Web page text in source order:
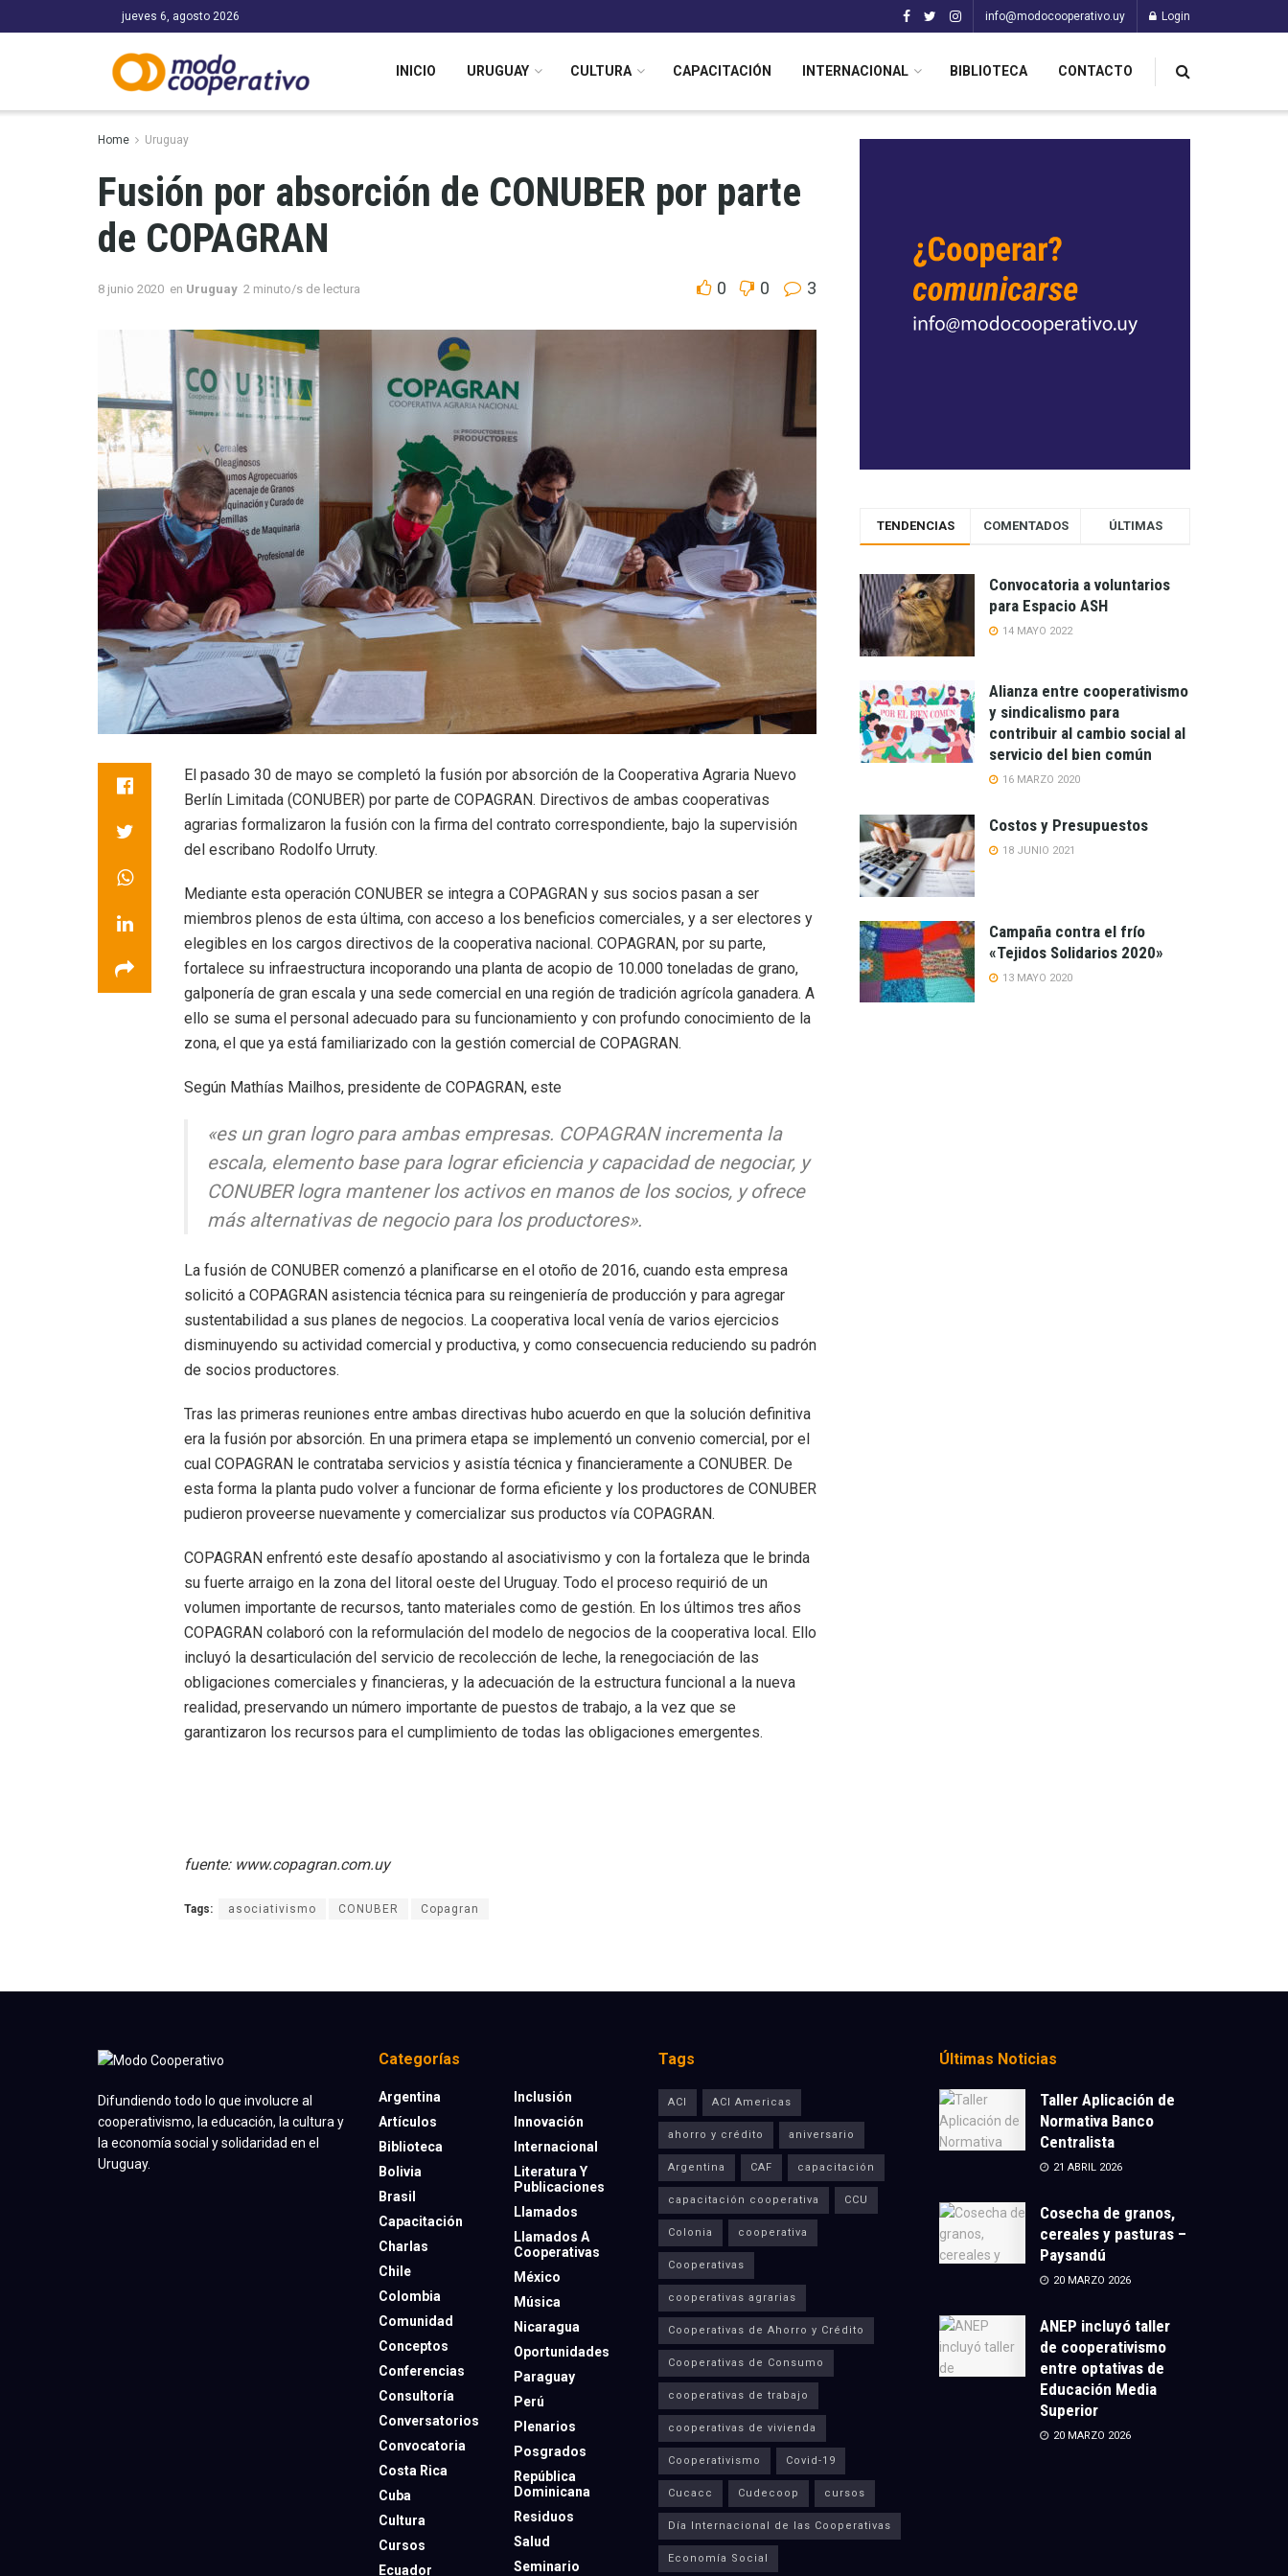
jueves 6, agosto 2026 info@modocooperativo.uy Login
INICIO URUGUAY CULTURA CAPACITACIÓN INTERNACIONAL BIBLIOTECA CONTACTO
Home Uruguay
Fusión por absorción de CONUBER por parte
de COPAGRAN
8 junio 2020 en Uruguay 2 minuto/s de lectura 0 0 3
El pasado 30 de mayo se completó la fusión por absorción de la Cooperativa Agraria Nuevo
Berlín Limitada (CONUBER) por parte de COPAGRAN. Directivos de ambas cooperativas
agrarias formalizaron la fusión con la firma del contrato correspondiente, bajo la supervisión
del escribano Rodolfo Urruty.
Mediante esta operación CONUBER se integra a COPAGRAN y sus socios pasan a ser
miembros plenos de esta última, con acceso a los beneficios comerciales, y a ser electores y
elegibles en los cargos directivos de la cooperativa nacional. COPAGRAN, por su parte,
fortalece su infraestructura incoporando una planta de acopio de 10.000 toneladas de grano,
galponería de gran escala y una sede comercial en una región de tradición agrícola ganadera. A
ello se suma el personal adecuado para su funcionamiento y con profundo conocimiento de la
zona, el que ya está familiarizado con la gestión comercial de COPAGRAN.
Según Mathías Mailhos, presidente de COPAGRAN, este
«es un gran logro para ambas empresas. COPAGRAN incrementa la
escala, elemento base para lograr eficiencia y capacidad de negociar, y
CONUBER logra mantener los activos en manos de los socios, y ofrece
más alternativas de negocio para los productores».
La fusión de CONUBER comenzó a planificarse en el otoño de 2016, cuando esta empresa
solicitó a COPAGRAN asistencia técnica para su reingeniería de producción y para agregar
sustentabilidad a sus planes de negocios. La cooperativa local venía de varios ejercicios
disminuyendo su actividad comercial y productiva, y como consecuencia reduciendo su padrón
de socios productores.
Tras las primeras reuniones entre ambas directivas hubo acuerdo en que la solución definitiva
era la fusión por absorción. En una primera etapa se implementó un convenio comercial, por el
cual COPAGRAN le contrataba servicios y asistía técnica y financieramente a CONUBER. De
esta forma la planta pudo volver a funcionar de forma eficiente y los productores de CONUBER
pudieron proveerse nuevamente y comercializar sus productos vía COPAGRAN.
COPAGRAN enfrentó este desafío apostando al asociativismo y con la fortaleza que le brinda
su fuerte arraigo en la zona del litoral oeste del Uruguay. Todo el proceso requirió de un
volumen importante de recursos, tanto materiales como de gestión. En los últimos tres años
COPAGRAN colaboró con la reformulación del modelo de negocios de la cooperativa local. Ello
incluyó la desarticulación del servicio de recolección de leche, la renegociación de las
obligaciones comerciales y financieras, y la adecuación de la estructura funcional a la nueva
realidad, preservando un número importante de puestos de trabajo, a la vez que se
garantizaron los recursos para el cumplimiento de todas las obligaciones emergentes.
fuente: www.copagran.com.uy
Tags: asociativismo CONUBER Copagran
TENDENCIAS COMENTADOS ÚLTIMAS
Convocatoria a voluntarios
para Espacio ASH
14 MAYO 2022
Alianza entre cooperativismo
y sindicalismo para
contribuir al cambio social al
servicio del bien común
16 MARZO 2020
Costos y Presupuestos
18 JUNIO 2021
Campaña contra el frío
«Tejidos Solidarios 2020»
13 MAYO 2020
Difundiendo todo lo que involucre al
cooperativismo, la educación, la cultura y
la economía social y solidaridad en el
Uruguay.
Categorías
Argentina
Artículos
Biblioteca
Bolivia
Brasil
Capacitación
Charlas
Chile
Colombia
Comunidad
Conceptos
Conferencias
Consultoría
Conversatorios
Convocatoria
Costa Rica
Cuba
Cultura
Cursos
Ecuador
Inclusión
Innovación
Internacional
Literatura Y
Publicaciones
Llamados
Llamados A
Cooperativas
México
Música
Nicaragua
Oportunidades
Paraguay
Perú
Plenarios
Posgrados
República
Dominicana
Residuos
Salud
Seminario
Tags
ACI ACI Americas
ahorro y crédito aniversario
Argentina CAF capacitación
capacitación cooperativa CCU
Colonia cooperativa
Cooperativas
cooperativas agrarias
Cooperativas de Ahorro y Crédito
Cooperativas de Consumo
cooperativas de trabajo
cooperativas de vivienda
Cooperativismo Covid-19
Cucacc Cudecoop cursos
Día Internacional de las Cooperativas
Economía Social
Últimas Noticias
Taller Aplicación de
Normativa Banco
Centralista
21 ABRIL 2026
Cosecha de granos,
cereales y pasturas –
Paysandú
20 MARZO 2026
ANEP incluyó taller
de cooperativismo
entre optativas de
Educación Media
Superior
20 MARZO 2026